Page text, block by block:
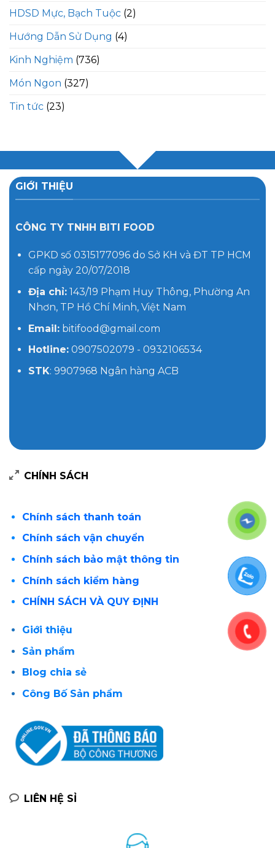
HDSD Mực, Bạch Tuộc (2)
Hướng Dẫn Sử Dụng (4)
Kinh Nghiệm (736)
Món Ngon (327)
Tin tức (23)
GIỚI THIỆU
CÔNG TY TNHH BITI FOOD
GPKD số 0315177096 do Sở KH và ĐT TP HCM
cấp ngày 20/07/2018
Địa chỉ:143/19 Phạm Huy Thông, Phường An
Nhơn, TP Hồ Chí Minh, Việt Nam
Email:bitifood@gmail.com
Hotline:0907502079 - 0932106534
STK: 9907968 Ngân hàng ACB
CHÍNH SÁCH
Chính sách thanh toán
Chính sách vận chuyển
Chính sách bảo mật thông tin
Chính sách kiểm hàng
CHÍNH SÁCH VÀ QUY ĐỊNH
Giới thiệu
Sản phẩm
Blog chia sẻ
Công Bố Sản phẩm
LIÊN HỆ SỈ